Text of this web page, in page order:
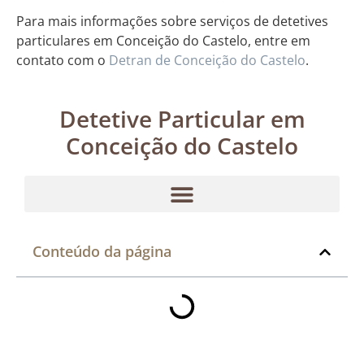
Para mais informações sobre serviços de detetives
particulares em Conceição do Castelo, entre em
contato com o Detran de Conceição do Castelo.
Detetive Particular em
Conceição do Castelo
Conteúdo da página